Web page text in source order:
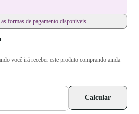
formas de pagamento disponíveis
você irá receber este produto comprando ainda
Calcular